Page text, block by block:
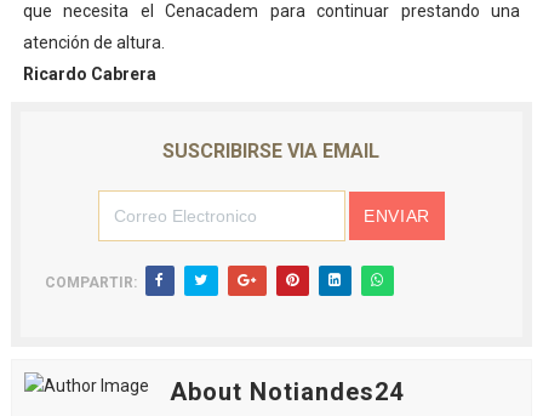
que necesita el Cenacadem para continuar prestando una
atención de altura.
Ricardo Cabrera
SUSCRIBIRSE VIA EMAIL
COMPARTIR:
About Notiandes24